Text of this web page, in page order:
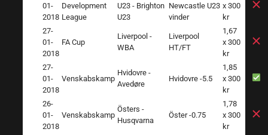
01-
2018
Development
League
U23 - Brighton
U23
Newcastle U23
vinder
x 300
kr
27-
01-
2018
FA Cup
Liverpool -
WBA
Liverpool
HT/FT
1,67
x 300
kr
27-
01-
2018
Venskabskamp
Hvidovre -
Avedøre
Hvidovre -5.5
1,85
x 300
kr
26-
01-
2018
Venskabskamp
Östers -
Husqvarna
Öster -0.75
1,78
x 300
kr